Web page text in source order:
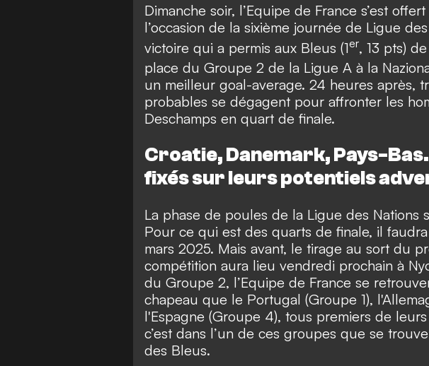
Dimanche soir, l’Equipe de France s’est
l’occasion de la sixième journée de Ligue
victoire qui a permis aux Bleus (1er, 13 pts)
place du Groupe 2 de la Ligue A à la
un meilleur goal-average. 24 heures après,
probables se dégagent pour affronter les
Deschamps en quart de finale.
Croatie, Danemark, Pays-
fixés sur leurs potentiels
La phase de poules de la Ligue des Nations
Pour ce qui est des quarts de finale, il
mars 2025. Mais avant, le tirage au sort du
compétition aura lieu vendredi prochain à
du Groupe 2, l’Equipe de France se
chapeau que le Portugal (Groupe 1),
l'Espagne (Groupe 4), tous premiers de
c’est dans l’un de ces groupes que se
des Bleus.